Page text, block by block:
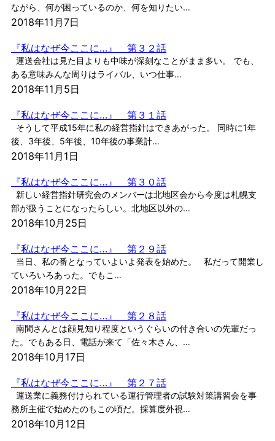
ながら、何が困っているのか、何を知りたい…
2018年11月7日
『私はなぜ今ここに…』 第３２話
運送会社は見た目よりも中味が深刻なことがまま多い。 でも、
ある意味みんな周りはライバル、いつ仕事…
2018年11月5日
『私はなぜ今ここに…』 第３１話
そうして平成15年に私の経営指針はできあがった。 同時に1年
後、3年後、5年後、10年後の事業計…
2018年11月1日
『私はなぜ今ここに…』 第３０話
新しい経営指針研究会のメンバーは北地区会から今度は札幌支
部が扱うことになったらしい。北地区以外の…
2018年10月25日
『私はなぜ今ここに…』 第２９話
当日、私の番となっていよいよ発表を始めた。 私だって開業し
ていろいろあった。でもこ…
2018年10月22日
『私はなぜ今ここに…』 第２８話
南間さんとは顔見知り程度というぐらいの付き合いの先輩だっ
た。でもある日、電話が来て「佐々木さん、…
2018年10月17日
『私はなぜ今ここに…』 第２７話
運送業に義務付けられている運行管理者の試験対策講習会を事
務所主催で始めたのもこの頃だ。採算度外視…
2018年10月12日